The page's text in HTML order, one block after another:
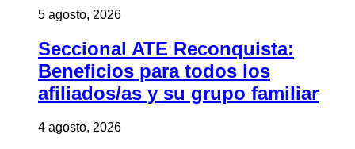
5 agosto, 2026
Seccional ATE Reconquista:
Beneficios para todos los
afiliados/as y su grupo familiar
4 agosto, 2026